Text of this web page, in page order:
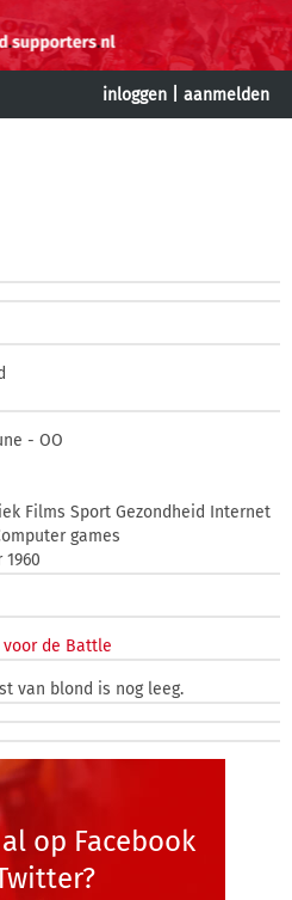
inloggen aanmelden
- OO
Films Sport Gezondheid Internet
games
de Battle
van blond is nog leeg.
op Facebook